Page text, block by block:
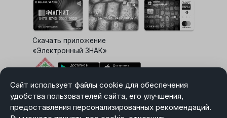
Сайт использует файлы cookie для обеспечения
удобства пользователей сайта, его улучшения,
предоставления персонализированных рекомендаций.
Скачать приложение
«Электронный ЗНАК»
Выбор настроек Cookie